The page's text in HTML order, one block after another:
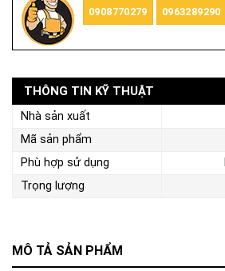
0908770279 0963289290
MÔ TẢ SẢN PHẨM
THÔNG TIN KỸ THUẬT
Nhà sản xuất
Mã sản phẩm
Phù hợp sử dụng
Trọng lượng